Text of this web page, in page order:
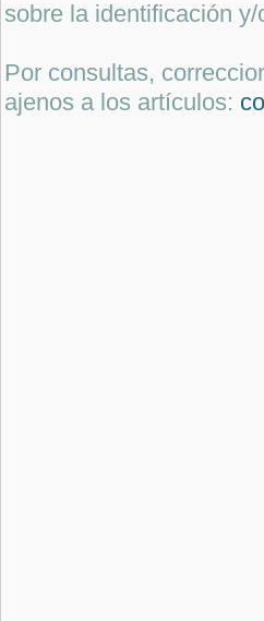
sobre la identificación
Por consultas,
ajenos a los artículos: